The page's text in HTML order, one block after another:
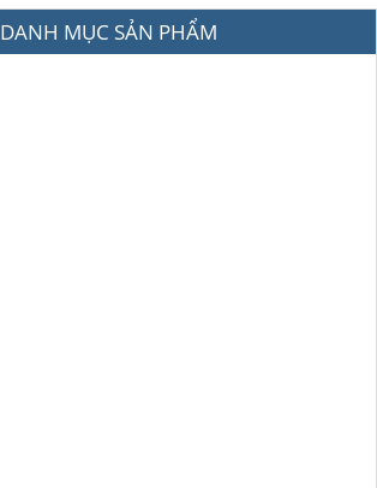
DANH MỤC SẢN PHẨM